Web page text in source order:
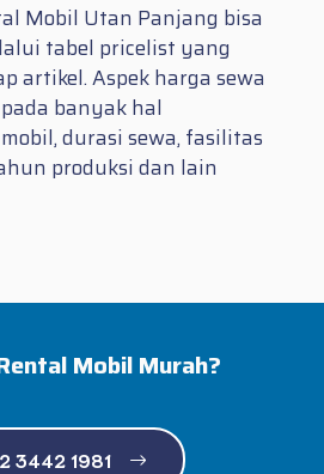
Mobil Utan Panjang bisa
tabel pricelist yang
artikel. Aspek harga sewa
banyak hal
durasi sewa, fasilitas
produksi dan lain
Mobil Murah?
3442 1981